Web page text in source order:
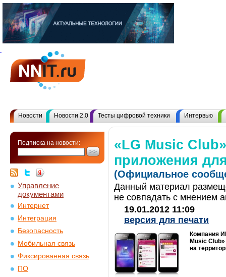
Новости Новости 2.0 Тесты цифровой техники Интервью
Подписка на новости:
Управление
документами
Интернет
Интеграция
Безопасность
Мобильная связь
Фиксированная связь
ПО
«LG Music
приложения
(Официальное
Данный материал
не совпадать с мнением
19.01.2012 11:09
версия для печати
Компания
Music
на